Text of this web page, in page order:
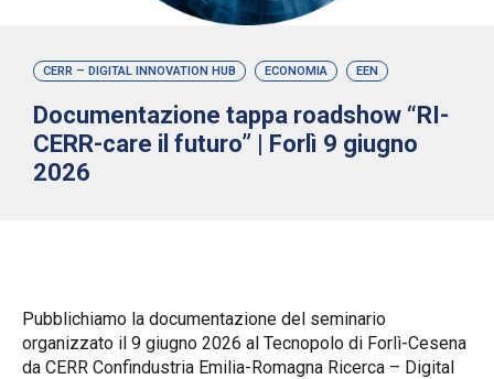
CERR – DIGITAL INNOVATION HUB ECONOMIA EEN
Documentazione tappa roadshow “RI-
CERR-care il futuro” | Forlì 9 giugno
2026
Pubblichiamo la documentazione del seminario
organizzato il 9 giugno 2026 al Tecnopolo di Forlì-Cesena
da CERR Confindustria Emilia-Romagna Ricerca – Digital